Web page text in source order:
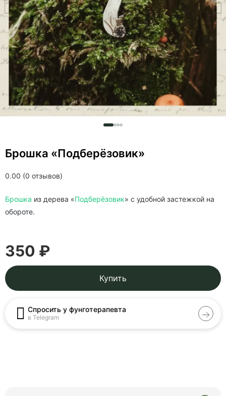
0.00 (0 отзывов)
Брошка «Подберёзовик»
Брошка из дерева «Подберёзовик» c удобной застежкой на
обороте.
350 ₽
Купить
Спросить у фунготерапевта
в Telegram